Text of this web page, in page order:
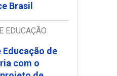
Brasil
EDUCAÇÃO
de
com o